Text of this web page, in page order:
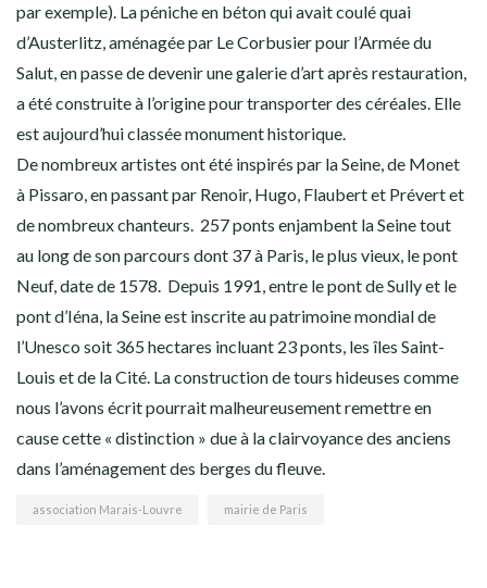
par exemple). La péniche en béton qui avait coulé quai
d’Austerlitz, aménagée par Le Corbusier pour l’Armée du
Salut, en passe de devenir une galerie d’art après restauration,
a été construite à l’origine pour transporter des céréales. Elle
est aujourd’hui classée monument historique.
De nombreux artistes ont été inspirés par la Seine, de Monet
à Pissaro, en passant par Renoir, Hugo, Flaubert et Prévert et
de nombreux chanteurs. 257 ponts enjambent la Seine tout
au long de son parcours dont 37 à Paris, le plus vieux, le pont
Neuf, date de 1578. Depuis 1991, entre le pont de Sully et le
pont d’Iéna, la Seine est inscrite au patrimoine mondial de
l’Unesco soit 365 hectares incluant 23 ponts, les îles Saint-
Louis et de la Cité. La construction de tours hideuses comme
nous l’avons écrit pourrait malheureusement remettre en
cause cette « distinction » due à la clairvoyance des anciens
dans l’aménagement des berges du fleuve.
association Marais-Louvre mairie de Paris